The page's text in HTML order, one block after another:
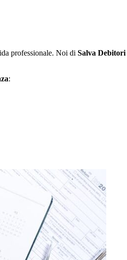
professionale. Noi di Salva Debitori
: